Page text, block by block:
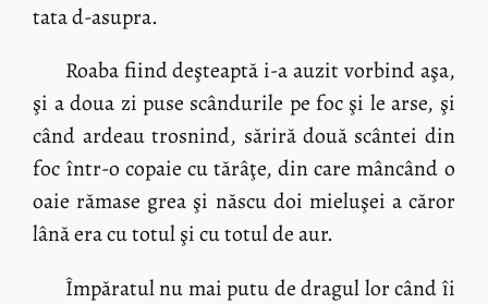
tata d-asupra.
Roaba fiind deşteaptă i-a auzit vorbind aşa,
şi a doua zi puse scândurile pe foc şi le arse, şi
când ardeau trosnind, săriră două scântei din
foc într-o copaie cu tărâţe, din care mâncând o
oaie rămase grea şi născu doi mieluşei a căror
lână era cu totul şi cu totul de aur.
Împăratul nu mai putu de dragul lor când îi